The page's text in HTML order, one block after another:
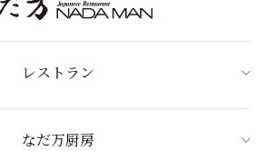
レストラン
なだ万厨房